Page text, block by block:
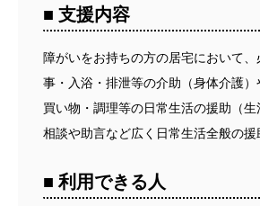
■ 支援内容
障がいをお持ちの方の居宅において
事・入浴・排泄等の介助（身体介護）
買い物・調理等の日常生活の援助（
相談や助言など広く日常生活全般の援
■ 利用できる人